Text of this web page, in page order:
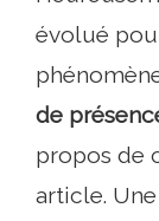
évolué
de
propos de
article.